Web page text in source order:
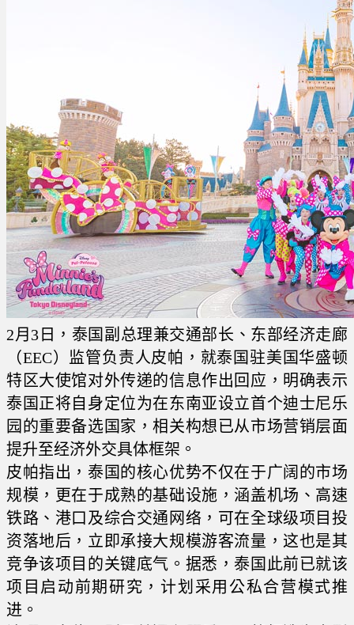
2月3日，泰国副总理兼交通部长、东部经济走廊
（EEC）监管负责人皮帕，就泰国驻美国华盛顿
特区大使馆对外传递的信息作出回应，明确表示
泰国正将自身定位为在东南亚设立首个迪士尼乐
园的重要备选国家，相关构想已从市场营销层面
提升至经济外交具体框架。
皮帕指出，泰国的核心优势不仅在于广阔的市场
规模，更在于成熟的基础设施，涵盖机场、高速
铁路、港口及综合交通网络，可在全球级项目投
资落地后，立即承接大规模游客流量，这也是其
竞争该项目的关键底气。据悉，泰国此前已就该
项目启动前期研究，计划采用公私合营模式推
进。